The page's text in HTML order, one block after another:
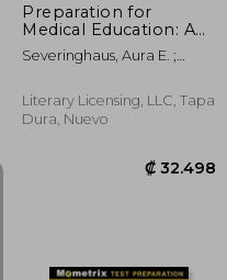
Preparation for
Medical Education: A
Restudy (en Inglés)
Severinghaus, Aura E. ;
William E., Jr.
Literary Licensing, LLC, Tapa
Dura, Nuevo